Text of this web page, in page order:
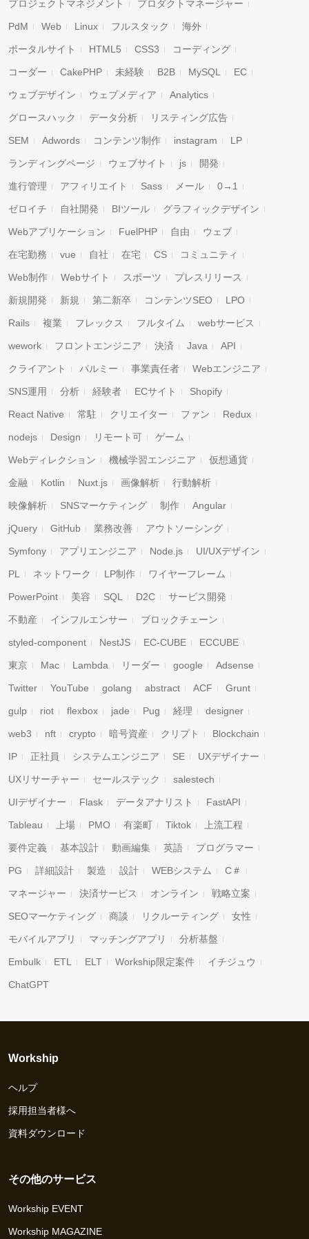
プロジェクトマネジメント プロダクトマネージャー
PdM Web Linux フルスタック 海外
ポータルサイト HTML5 CSS3 コーディング
コーダー CakePHP 未経験 B2B MySQL EC
ウェブデザイン ウェブメディア Analytics
グロースハック データ分析 リスティング広告
SEM Adwords コンテンツ制作 instagram LP
ランディングページ ウェブサイト js 開発
進行管理 アフィリエイト Sass メール 0→1
ゼロイチ 自社開発 BIツール グラフィックデザイン
Webアプリケーション FuelPHP 自由 ウェブ
在宅勤務 vue 自社 在宅 CS コミュニティ
Web制作 Webサイト スポーツ プレスリリース
新規開発 新規 第二新卒 コンテンツSEO LPO
Rails 複業 フレックス フルタイム webサービス
wework フロントエンジニア 決済 Java API
クライアント パルミー 事業責任者 Webエンジニア
SNS運用 分析 経験者 ECサイト Shopify
React Native 常駐 クリエイター ファン Redux
nodejs Design リモート可 ゲーム
Webディレクション 機械学習エンジニア 仮想通貨
金融 Kotlin Nuxt.js 画像解析 行動解析
映像解析 SNSマーケティング 制作 Angular
jQuery GitHub 業務改善 アウトソーシング
Symfony アプリエンジニア Node.js UI/UXデザイン
PL ネットワーク LP制作 ワイヤーフレーム
PowerPoint 美容 SQL D2C サービス開発
不動産 インフルエンサー ブロックチェーン
styled-component NestJS EC-CUBE ECCUBE
東京 Mac Lambda リーダー google Adsense
Twitter YouTube golang abstract ACF Grunt
gulp riot flexbox jade Pug 経理 designer
web3 nft crypto 暗号資産 クリプト Blockchain
IP 正社員 システムエンジニア SE UXデザイナー
UXリサーチャー セールステック salestech
UIデザイナー Flask データアナリスト FastAPI
Tableau 上場 PMO 有楽町 Tiktok 上流工程
要件定義 基本設計 動画編集 英語 プログラマー
PG 詳細設計 製造 設計 WEBシステム C＃
マネージャー 決済サービス オンライン 戦略立案
SEOマーケティング 商談 リクルーティング 女性
モバイルアプリ マッチングアプリ 分析基盤
Embulk ETL ELT Workship限定案件 イチジュウ
ChatGPT
Workship
ヘルプ
採用担当者様へ
資料ダウンロード
その他のサービス
Workship EVENT
Workship MAGAZINE